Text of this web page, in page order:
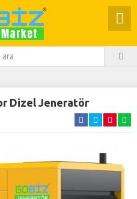
Dizel Jeneratör